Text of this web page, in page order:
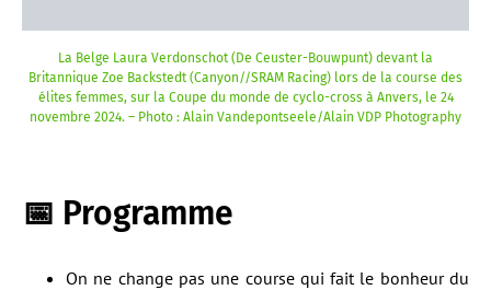
La Belge Laura Verdonschot (De Ceuster-Bouwpunt) devant la
Britannique Zoe Backstedt (Canyon//SRAM Racing) lors de la course des
élites femmes, sur la Coupe du monde de cyclo-cross à Anvers, le 24
novembre 2024. – Photo : Alain Vandepontseele/Alain VDP Photography
📅 Programme
On ne change pas une course qui fait le bonheur du